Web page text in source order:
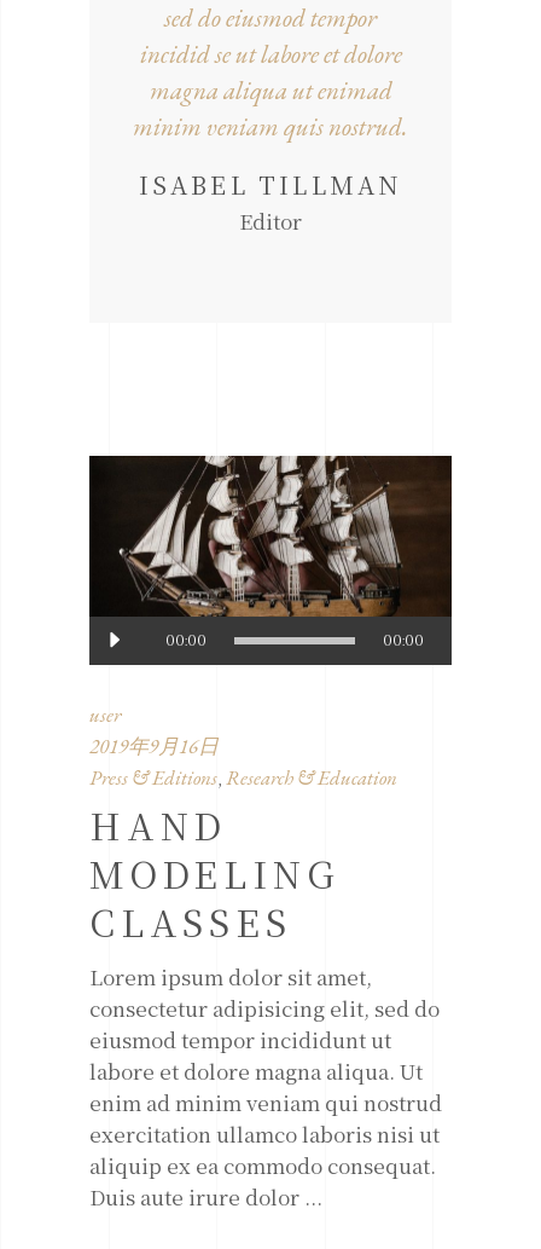
sed do eiusmod tempor
incidid se ut labore et dolore
magna aliqua ut enimad
minim veniam quis nostrud.
ISABEL TILLMAN
Editor
声
レ
ー
ヤ
ー
00:00 00:00
user
2019年9月16日
Press & Editions, Research & Education
HAND
MODELING
CLASSES
Lorem ipsum dolor sit amet,
consectetur adipisicing elit, sed do
eiusmod tempor incididunt ut
labore et dolore magna aliqua. Ut
enim ad minim veniam qui nostrud
exercitation ullamco laboris nisi ut
aliquip ex ea commodo consequat.
Duis aute irure dolor